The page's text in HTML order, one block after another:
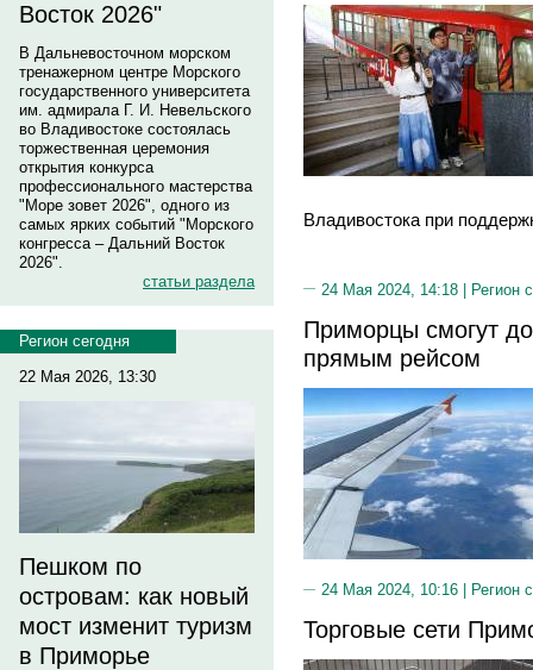
Восток 2026"
В Дальневосточном морском
тренажерном центре Морского
государственного университета
им. адмирала Г. И. Невельского
во Владивостоке состоялась
торжественная церемония
открытия конкурса
профессионального мастерства
"Море зовет 2026", одного из
самых ярких событий "Морского
конгресса – Дальний Восток
2026".
статьи раздела
Регион сегодня
22 Мая 2026, 13:30
Пешком по
островам: как новый
мост изменит туризм
в Приморье
Владивостока при
24 Мая 2024, 14:18 | Регион
Приморцы смогут
прямым рейсом
24 Мая 2024, 10:16 | Регион
Торговые сети